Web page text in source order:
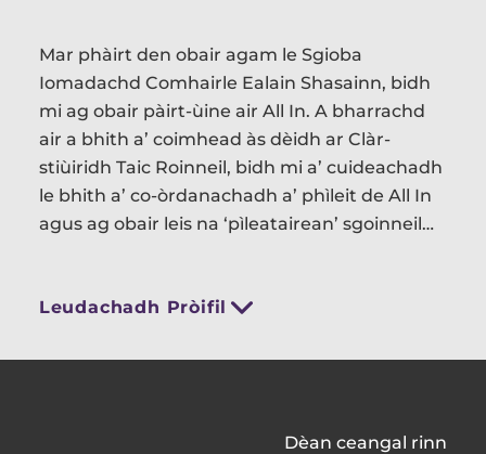
Mar phàirt den obair agam le Sgioba
Iomadachd Comhairle Ealain Shasainn, bidh
mi ag obair pàirt-ùine air All In. A bharrachd
air a bhith a’ coimhead às dèidh ar Clàr-
stiùiridh Taic Roinneil, bidh mi a’ cuideachadh
le bhith a’ co-òrdanachadh a’ phìleit de All In
agus ag obair leis na ‘pìleatairean’ sgoinneil
dìcheallach aig a bheil an aon dealas ‘s a th’
Ealain is Cultar.
Leudachadh Pròifil
Dèan ceangal rinn